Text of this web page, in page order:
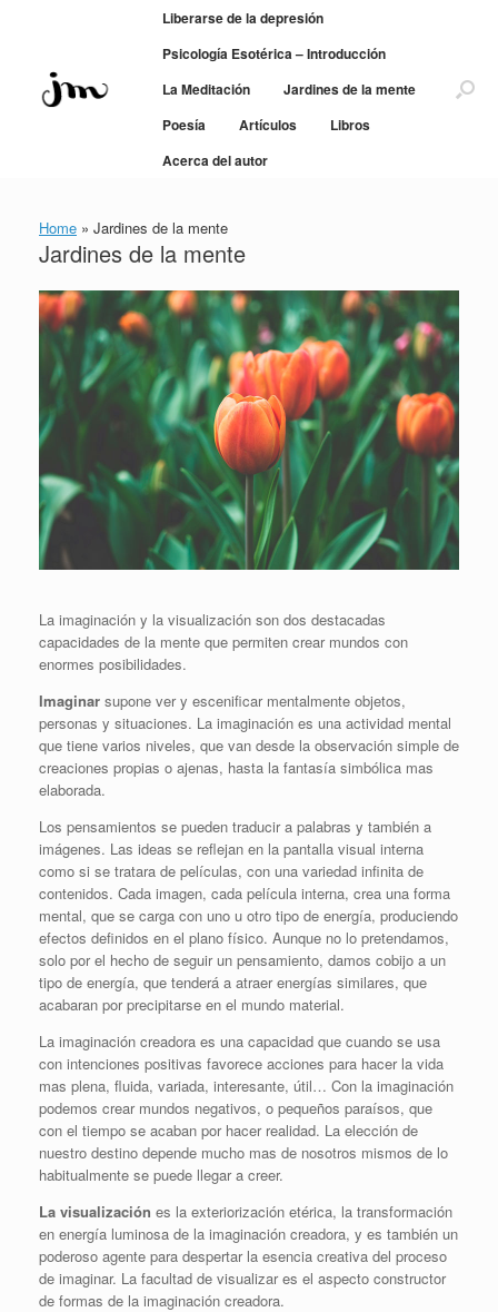
Liberarse de la depresión
Psicología Esotérica – Introducción
La Meditación
Jardines de la mente
Poesía
Artículos
Libros
Acerca del autor
Home » Jardines de la mente
Jardines de la mente
La imaginación y la visualización son dos destacadas
capacidades de la mente que permiten crear mundos con
enormes posibilidades.
Imaginar supone ver y escenificar mentalmente objetos,
personas y situaciones. La imaginación es una actividad mental
que tiene varios niveles, que van desde la observación simple de
creaciones propias o ajenas, hasta la fantasía simbólica mas
elaborada.
Los pensamientos se pueden traducir a palabras y también a
imágenes. Las ideas se reflejan en la pantalla visual interna
como si se tratara de películas, con una variedad infinita de
contenidos. Cada imagen, cada película interna, crea una forma
mental, que se carga con uno u otro tipo de energía, produciendo
efectos definidos en el plano físico. Aunque no lo pretendamos,
solo por el hecho de seguir un pensamiento, damos cobijo a un
tipo de energía, que tenderá a atraer energías similares, que
acabaran por precipitarse en el mundo material.
La imaginación creadora es una capacidad que cuando se usa
con intenciones positivas favorece acciones para hacer la vida
mas plena, fluida, variada, interesante, útil… Con la imaginación
podemos crear mundos negativos, o pequeños paraísos, que
con el tiempo se acaban por hacer realidad. La elección de
nuestro destino depende mucho mas de nosotros mismos de lo
habitualmente se puede llegar a creer.
La visualización es la exteriorización etérica, la transformación
en energía luminosa de la imaginación creadora, y es también un
poderoso agente para despertar la esencia creativa del proceso
de imaginar. La facultad de visualizar es el aspecto constructor
de formas de la imaginación creadora.